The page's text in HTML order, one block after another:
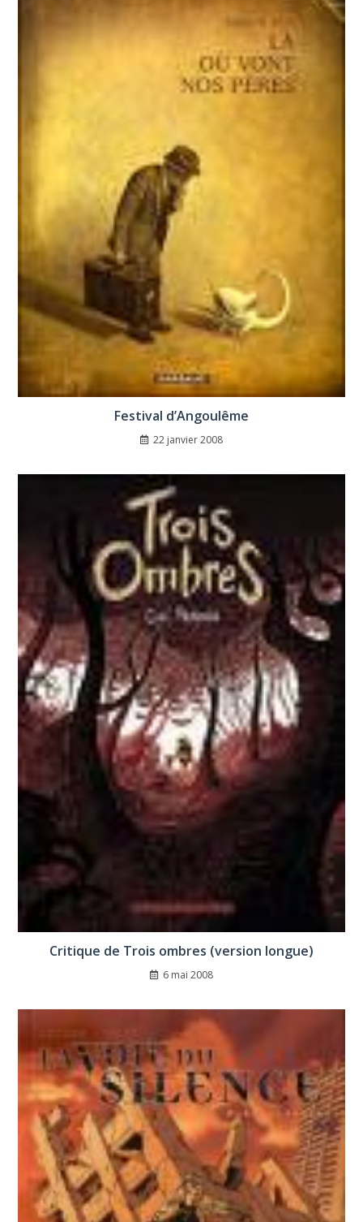
Festival d’Angoulême
22 janvier 2008
Critique de Trois ombres (version longue)
6 mai 2008